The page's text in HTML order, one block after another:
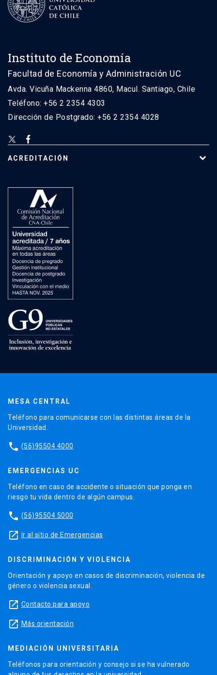
Instituto de Economía
Facultad de Economía y Administración UC
Avda. Vicuña Mackenna 4860, Macul. Santiago, Chile
Teléfono: +56 2 2354 4303
Dirección de Postgrado: +56 2 2354 4028
ACREDITACIÓN
MESA CENTRAL
Teléfono para comunicarse con las distintas áreas de la
Universidad.
phone (56)95504 4000
EMERGENCIAS UC
Teléfono en caso de accidente o situación que ponga en
riesgo tu vida dentro de algún campus.
phone (56)95504 5000
launch Ir al sitio de Emergencias
DISCRIMINACIÓN Y VIOLENCIA
Orientación y apoyo en casos de discriminación, violencia de
género o violencia sexual.
launch Contacto para apoyo
launch Más orientación
MEDIACIÓN UNIVERSITARIA
Teléfonos para orientación y consejo si se ha vulnerado